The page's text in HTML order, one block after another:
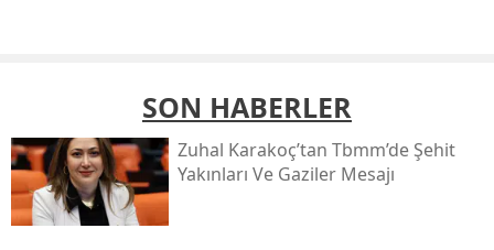
SON HABERLER
Zuhal Karakoç’tan Tbmm’de Şehit
Yakınları Ve Gaziler Mesajı